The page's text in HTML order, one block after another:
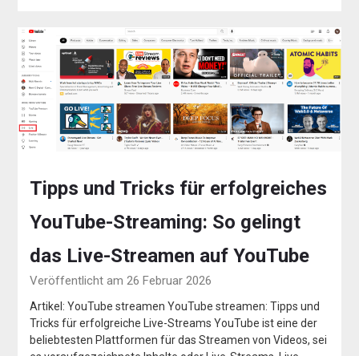
Tipps und Tricks für erfolgreiches
YouTube-Streaming: So gelingt
das Live-Streamen auf YouTube
Veröffentlicht am 26 Februar 2026
Artikel: YouTube streamen YouTube streamen: Tipps und
Tricks für erfolgreiche Live-Streams YouTube ist eine der
beliebtesten Plattformen für das Streamen von Videos, sei